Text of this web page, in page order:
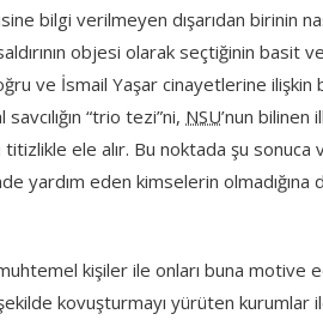
bilgi verilmeyen dışarıdan birinin
objesi olarak seçtiğinin basit ve
ve İsmail Yaşar cinayetlerine ilişkin
“trio tezi”ni, NSU’nun bilinen
ele alır. Bu noktada şu sonuca
yardım eden kimselerin olmadığına
kişiler ile onları buna motive
kovuşturmayı yürüten kurumlar